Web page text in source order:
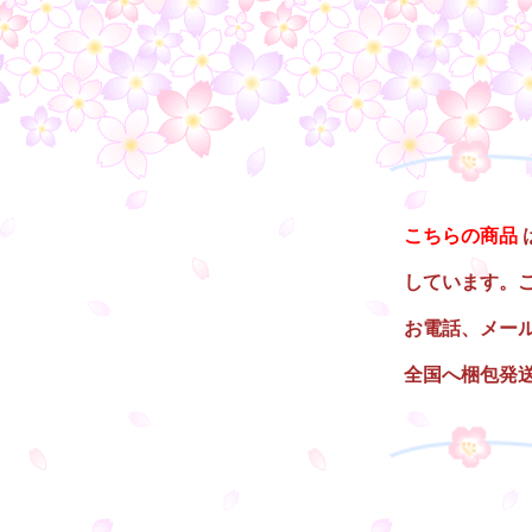
○
こちらの商品
しています。
お電話、メー
全国へ梱包発